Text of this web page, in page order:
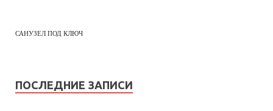
САНУЗЕЛ ПОД КЛЮЧ
ПОСЛЕДНИЕ ЗАПИСИ